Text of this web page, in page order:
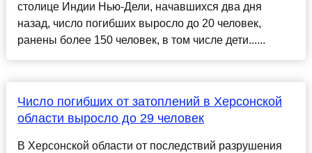
столице Индии Нью-Дели, начавшихся два дня
назад, число погибших выросло до 20 человек,
ранены более 150 человек, в том числе дети......
Число погибших от затоплений в Херсонской
области выросло до 29 человек
В Херсонской области от последствий разрушения